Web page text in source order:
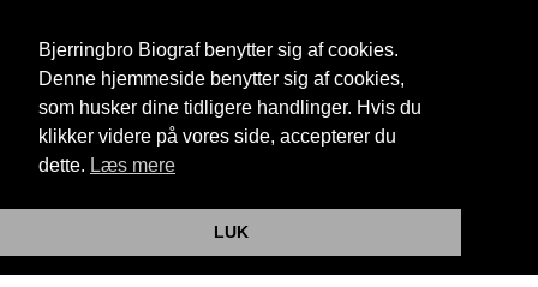
Bjerringbro Biograf benytter sig af cookies.
Denne hjemmeside benytter sig af cookies,
som husker dine tidligere handlinger. Hvis du
klikker videre på vores side, accepterer du
dette. Læs mere
LUK
Telefon:35 11 59 59
Email: info@bjerringbrobiograf.dk
Cookie- og privatlivspolitik